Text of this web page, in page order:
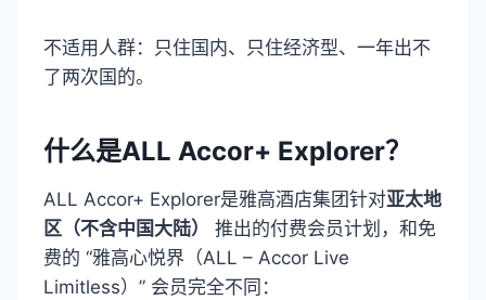
不适用人群：只住国内、只住经济型、一年出不
了两次国的。
什么是ALL Accor+ Explorer？
ALL Accor+ Explorer是雅高酒店集团针对亚太地
区（不含中国大陆）
推出的付费会员计划，和免
费的 “雅高心悦界（ALL – Accor Live
Limitless）” 会员完全不同：